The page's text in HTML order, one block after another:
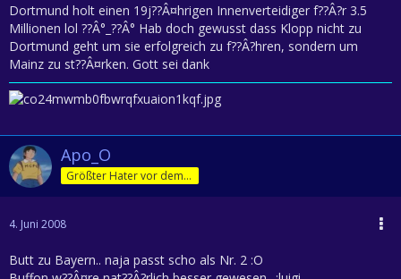
Dortmund holt einen 19j??Â¤hrigen Innenverteidiger f??Â?r 3.5
Millionen lol ??Â°_??Â° Hab doch gewusst dass Klopp nicht zu
Dortmund geht um sie erfolgreich zu f??Â?hren, sondern um
Mainz zu st??Â¤rken. Gott sei dank
Apo_O
Größter Hater vor dem Herrn
4. Juni 2008
Butt zu Bayern.. naja passt scho als Nr. 2 :O